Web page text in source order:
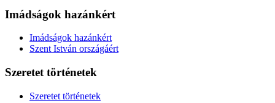
Imádságok hazánkért
Imádságok hazánkért
Szent István országáért
Szeretet történetek
Szeretet történetek